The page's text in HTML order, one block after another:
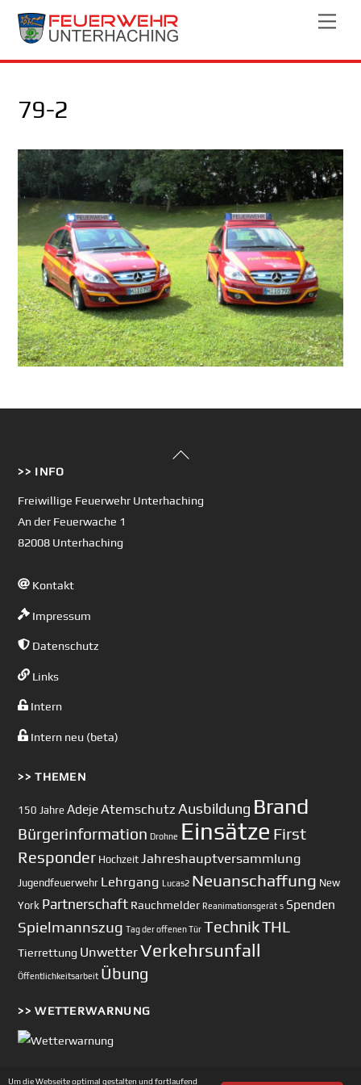
Skip
79-2
Back
>> INFO
Freiwillige Feuerwehr Unterhaching
An der Feuerwache 1
82008 Unterhaching
Kontakt
Impressum
Datenschutz
Links
Intern
Intern neu (beta)
>> THEMEN
150 Jahre AdejeAtemschutz Ausbildung Brand
Bürgerinformation Drohne Einsätze First
Responder Hochzeit Jahreshauptversammlung
Jugendfeuerwehr Lehrgang Lucas2 Neuanschaffung New
York Partnerschaft Rauchmelder Reanimationsgerät s Spenden
Spielmannszug Tag der offenen Tür TechnikTHL
Tierrettung UnwetterVerkehrsunfall
Öffentlichkeitsarbeit Übung
>> WETTERWARNUNG
Um die Webseite optimal gestalten und fortlaufend